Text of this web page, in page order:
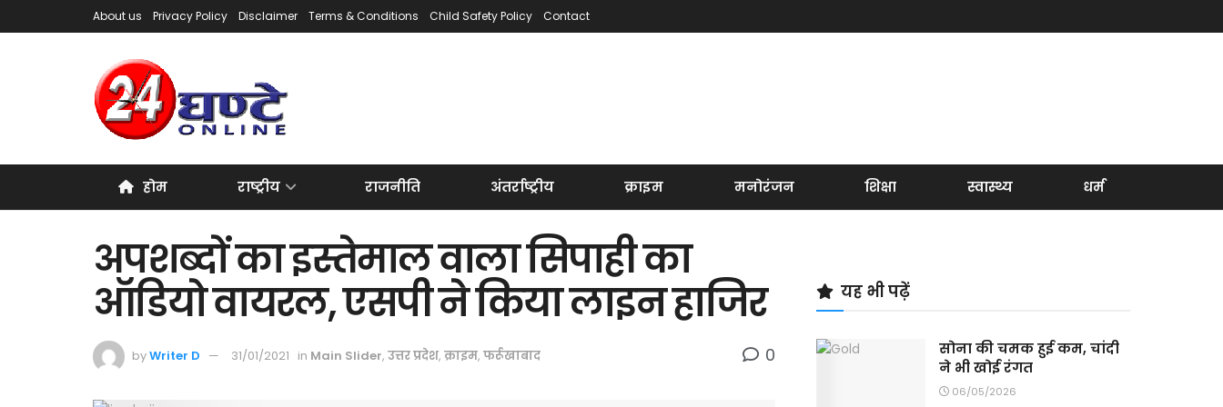
About us Privacy Policy Disclaimer Terms & Conditions Child Safety Policy Contact
होम राष्ट्रीय राजनीति अंतर्राष्ट्रीय क्राइम मनोरंजन शिक्षा स्वास्थ्य धर्म
अपशब्दों का इस्तेमाल वाला सिपाही का
ऑडियो वायरल, एसपी ने किया लाइन हाजिर
byWriter D 31/01/2021 in Main Slider, उत्तर प्रदेश, क्राइम, फर्रूखाबाद 0
यह भी पढ़ें
सोना की चमक हुई कम, चांदी
ने भी खोई रंगत
06/05/2026